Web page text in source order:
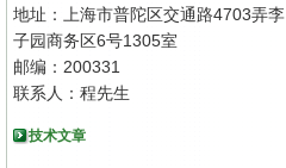
地址：上海市普陀区交通路4703弄李
子园商务区6号1305室
邮编：200331
联系人：程先生
技术文章